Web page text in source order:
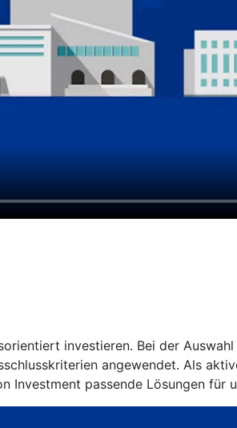
investieren. Bei der
angewendet. Als
passende Lösungen für